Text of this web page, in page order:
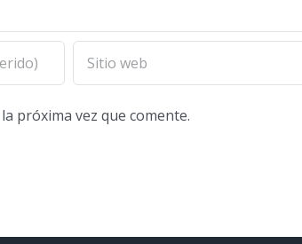
próxima vez que comente.